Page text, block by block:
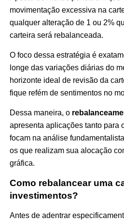
movimentação excessiva na
qualquer alteração de 1 ou 2%
carteira será rebalanceada.
O foco dessa estratégia é
longe das variações diárias do
horizonte ideal de revisão da
fique refém de sentimentos no
Dessa maneira, o
apresenta aplicações tanto para
focam na análise
os que realizam sua alocação
gráfica.
Como rebalancear uma
investimentos?
Antes de adentrar